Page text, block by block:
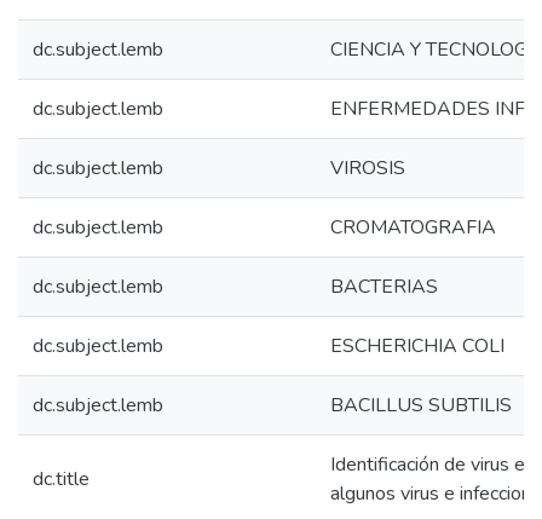
dc.subject.lemb CIENCIA Y
dc.subject.lemb ENFERMEDADES
dc.subject.lemb VIROSIS
dc.subject.lemb CROMATOGRAFIA
dc.subject.lemb BACTERIAS
dc.subject.lemb ESCHERICHIA COLI
dc.subject.lemb BACILLUS SUBTILIS
dc.title
Identificación de virus e
algunos virus e